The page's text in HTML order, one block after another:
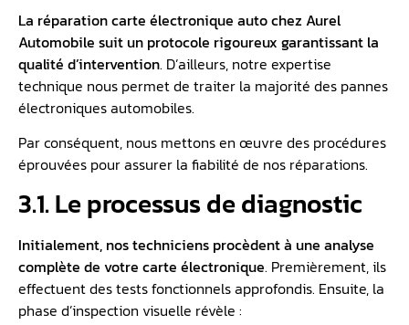
La réparation carte électronique auto chez Aurel
Automobile suit un protocole rigoureux garantissant la
qualité d’intervention. D’ailleurs, notre expertise
technique nous permet de traiter la majorité des pannes
électroniques automobiles.
Par conséquent, nous mettons en œuvre des procédures
éprouvées pour assurer la fiabilité de nos réparations.
3.1. Le processus de diagnostic
Initialement, nos techniciens procèdent à une analyse
complète de votre carte électronique. Premièrement, ils
effectuent des tests fonctionnels approfondis. Ensuite, la
phase d’inspection visuelle révèle :